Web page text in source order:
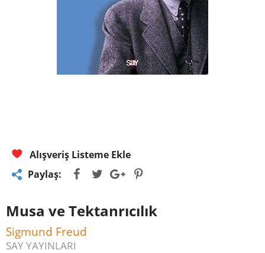
Alışveriş Listeme Ekle
Paylaş:
Musa ve Tektanrıcılık
Sigmund Freud
SAY YAYINLARI